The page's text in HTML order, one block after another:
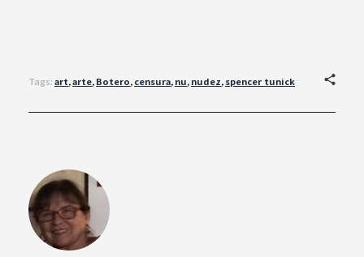
Tags:art,arte,Botero,censura,nu,nudez,spencer tunick